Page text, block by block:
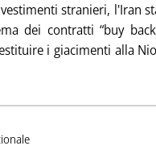
stranieri, l'Iran
dei contratti “buy
i giacimenti alla